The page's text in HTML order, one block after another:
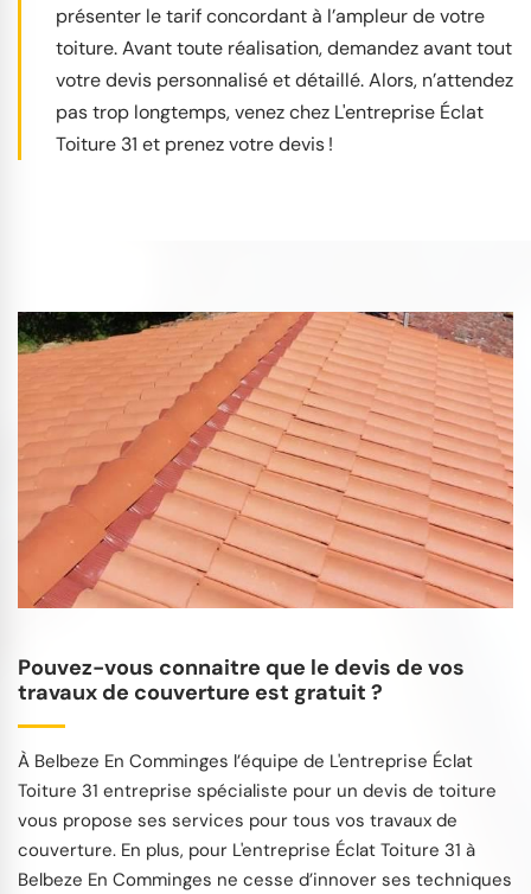
présenter le tarif concordant à l’ampleur de votre
toiture. Avant toute réalisation, demandez avant tout
votre devis personnalisé et détaillé. Alors, n’attendez
pas trop longtemps, venez chez L'entreprise Éclat
Toiture 31 et prenez votre devis !
Pouvez-vous connaitre que le devis de vos
travaux de couverture est gratuit ?
À Belbeze En Comminges l’équipe de L'entreprise Éclat
Toiture 31 entreprise spécialiste pour un devis de toiture
vous propose ses services pour tous vos travaux de
couverture. En plus, pour L'entreprise Éclat Toiture 31 à
Belbeze En Comminges ne cesse d’innover ses techniques